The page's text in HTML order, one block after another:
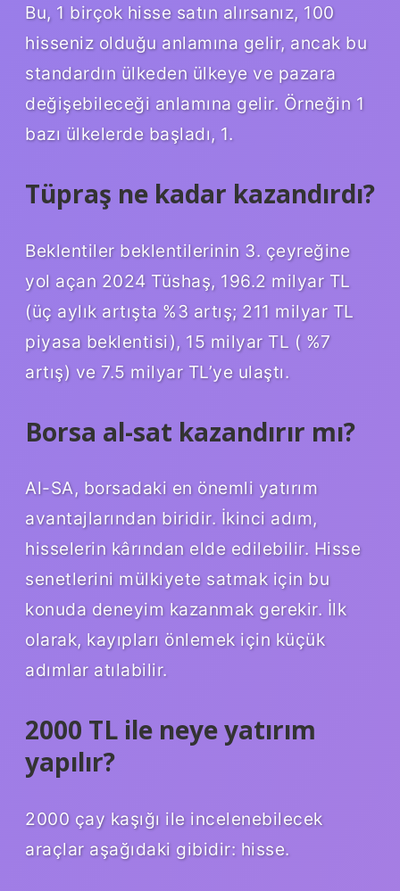
Bu, 1 birçok hisse satın alırsanız, 100
hisseniz olduğu anlamına gelir, ancak bu
standardın ülkeden ülkeye ve pazara
değişebileceği anlamına gelir. Örneğin 1
bazı ülkelerde başladı, 1.
Tüpraş ne kadar kazandırdı?
Beklentiler beklentilerinin 3. çeyreğine
yol açan 2024 Tüshaş, 196.2 milyar TL
(üç aylık artışta %3 artış; 211 milyar TL
piyasa beklentisi), 15 milyar TL ( %7
artış) ve 7.5 milyar TL’ye ulaştı.
Borsa al-sat kazandırır mı?
Al-SA, borsadaki en önemli yatırım
avantajlarından biridir. İkinci adım,
hisselerin kârından elde edilebilir. Hisse
senetlerini mülkiyete satmak için bu
konuda deneyim kazanmak gerekir. İlk
olarak, kayıpları önlemek için küçük
adımlar atılabilir.
2000 TL ile neye yatırım
yapılır?
2000 çay kaşığı ile incelenebilecek
araçlar aşağıdaki gibidir: hisse.